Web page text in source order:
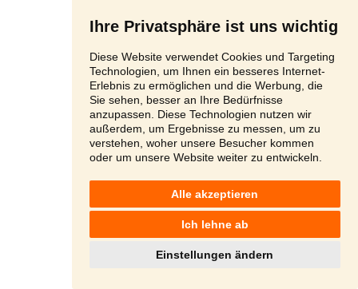
Ihre Privatsphäre ist uns wichtig
Diese Website verwendet Cookies und Targeting
Technologien, um Ihnen ein besseres Internet-
Erlebnis zu ermöglichen und die Werbung, die
Sie sehen, besser an Ihre Bedürfnisse
anzupassen. Diese Technologien nutzen wir
außerdem, um Ergebnisse zu messen, um zu
verstehen, woher unsere Besucher kommen
oder um unsere Website weiter zu entwickeln.
Alle akzeptieren
Ich lehne ab
Einstellungen ändern